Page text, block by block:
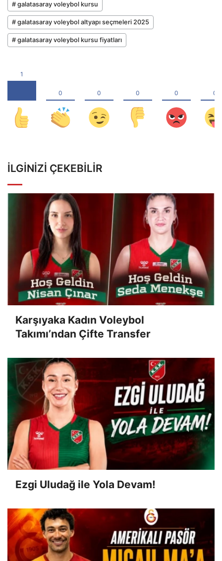
# galatasaray voleybol kursu
# galatasaray voleybol altyapı seçmeleri 2025
# galatasaray voleybol kursu fiyatları
İLGINIZI ÇEKEBILIR
Karşıyaka Kadın Voleybol
Takımı’ndan Çifte Transfer
Ezgi Uludağ ile Yola Devam!